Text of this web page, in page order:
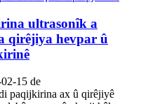
ultrasonîk a
qirêjiya hevpar û
15 de
paqijkirina ax û qirêjiyê